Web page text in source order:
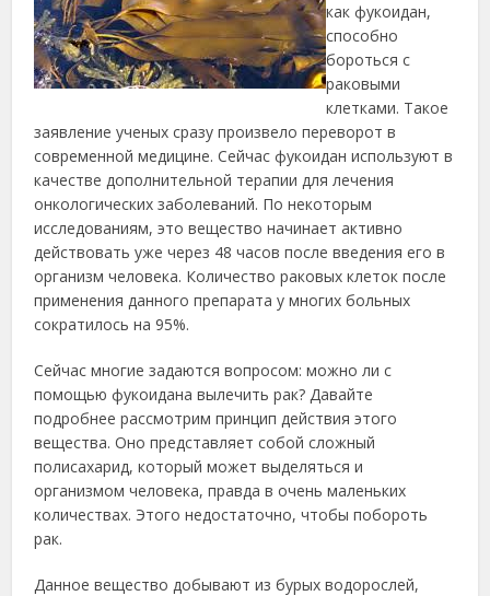
как фукоидан,
способно
бороться с
раковыми
клетками. Такое
заявление ученых сразу произвело переворот в
современной медицине.Сейчас фукоидан используют в
качестве дополнительной терапии для лечения
онкологических заболеваний. По некоторым
исследованиям, это вещество начинает активно
действовать уже через 48 часов после введения его в
организм человека. Количество раковых клеток после
применения данного препарата у многих больных
сократилось на 95%.
Сейчас многие задаются вопросом: можно ли с
помощью фукоидана вылечить рак? Давайте
подробнее рассмотрим принцип действия этого
вещества. Оно представляет собой сложный
полисахарид, который может выделяться и
организмом человека, правда в очень маленьких
количествах. Этого недостаточно, чтобы побороть
рак.
Данное вещество добывают из бурых водорослей,